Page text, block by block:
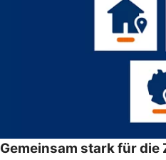
Gemeinsam stark für die